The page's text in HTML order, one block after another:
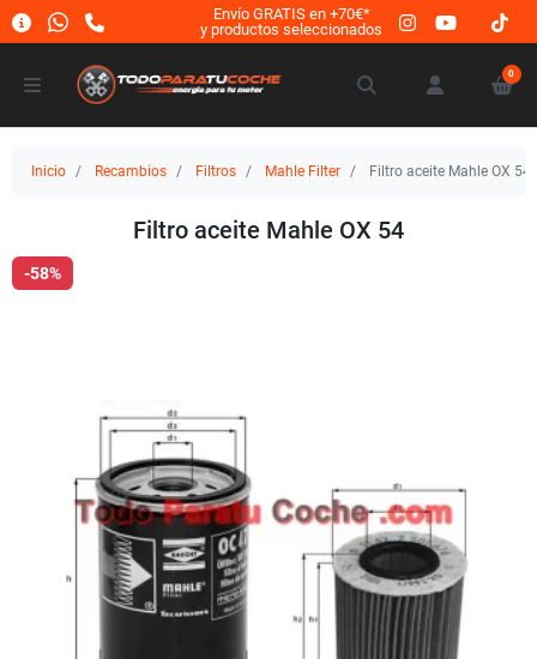
Envío GRATIS en +70€*
y productos seleccionados
0
Inicio Recambios Filtros Mahle Filter Filtro aceite Mahle OX 54
Filtro aceite Mahle OX 54
-58%